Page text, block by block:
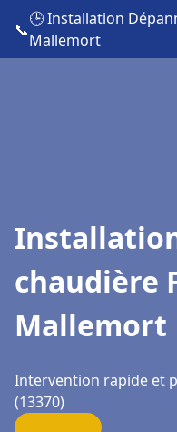
📞
🕒 Installation
Mallemort
chaudière
Mallemort
Intervention rapide et
(13370)